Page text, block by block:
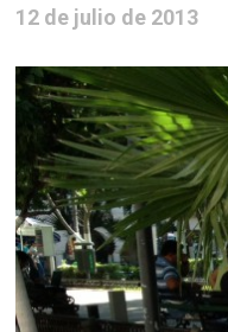
12 de julio de 2013